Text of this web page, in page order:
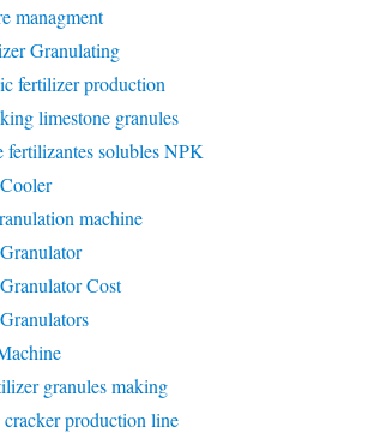
managment
Granulating
fertilizer production
limestone granules
fertilizantes solubles NPK
machine
Cost
granules making
production line